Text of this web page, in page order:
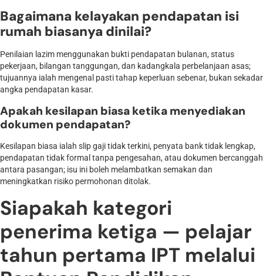
Bagaimana kelayakan pendapatan isi
rumah biasanya dinilai?
Penilaian lazim menggunakan bukti pendapatan bulanan, status
pekerjaan, bilangan tanggungan, dan kadangkala perbelanjaan asas;
tujuannya ialah mengenal pasti tahap keperluan sebenar, bukan sekadar
angka pendapatan kasar.
Apakah kesilapan biasa ketika menyediakan
dokumen pendapatan?
Kesilapan biasa ialah slip gaji tidak terkini, penyata bank tidak lengkap,
pendapatan tidak formal tanpa pengesahan, atau dokumen bercanggah
antara pasangan; isu ini boleh melambatkan semakan dan
meningkatkan risiko permohonan ditolak.
Siapakah kategori
penerima ketiga — pelajar
tahun pertama IPT melalui